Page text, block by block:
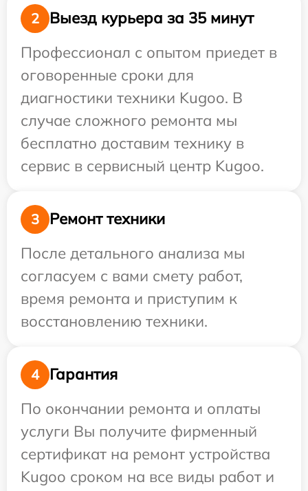
2
Выезд курьера за 35 минут
Профессионал с опытом приедет в
оговоренные сроки для
диагностики техники Kugoo. В
случае сложного ремонта мы
бесплатно доставим технику в
сервис в сервисный центр Kugoo.
3
Ремонт техники
После детального анализа мы
согласуем с вами смету работ,
время ремонта и приступим к
восстановлению техники.
4
Гарантия
По окончании ремонта и оплаты
услуги Вы получите фирменный
сертификат на ремонт устройства
Kugoo сроком на все виды работ и